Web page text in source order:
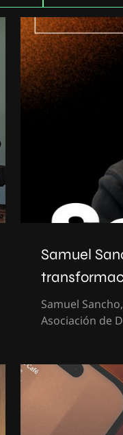
Samuel
Samuel
Asociación de